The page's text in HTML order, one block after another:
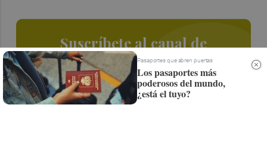
Suscríbete al canal de
Whatsapp
Siempre al día de las últimas noticias
¡Quiero suscribirme!
Pasaportes que abren puertas
Los pasaportes más
poderosos del mundo,
¿está el tuyo?